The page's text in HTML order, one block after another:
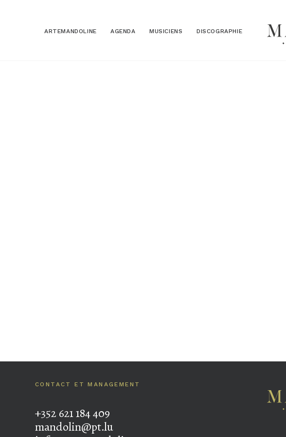
ARTEMANDOLINE AGENDA MUSICIENS DISCOGRAPHIE
CONTACT ET MANAGEMENT
+352 621 184 409
mandolin@pt.lu